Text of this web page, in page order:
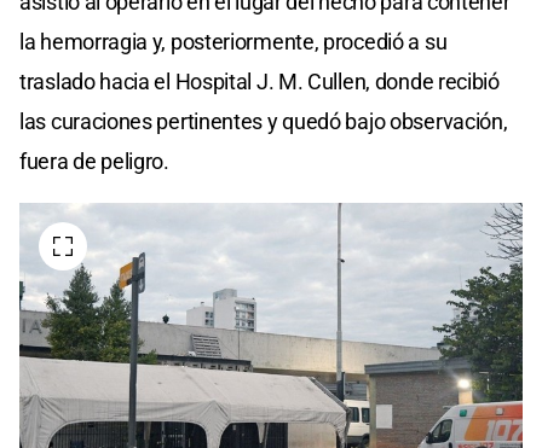
la hemorragia y, posteriormente, procedió a su
traslado hacia el Hospital J. M. Cullen, donde recibió
las curaciones pertinentes y quedó bajo observación,
fuera de peligro.